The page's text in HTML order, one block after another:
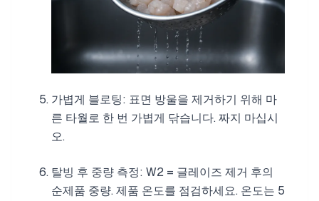
가볍게 블로팅: 표면 방울을 제거하기 위해 마
른 타월로 한 번 가볍게 닦습니다. 짜지 마십시
오.
탈빙 후 중량 측정: W2 = 글레이즈 제거 후의
순제품 중량. 제품 온도를 점검하세요. 온도는 5